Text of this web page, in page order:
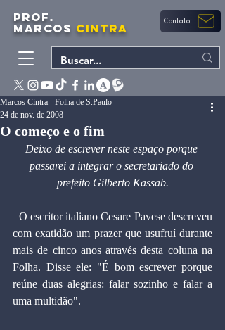
PROF.
MARCOS CINTRA Contato
O começo e o fim
Marcos Cintra - Folha de S.Paulo
24 de nov. de 2008
Deixo de escrever neste espaço porque
passarei a integrar o secretariado do
prefeito Gilberto Kassab.
com exatidão um prazer que usufruí durante
mais de cinco anos através desta coluna na
Folha. Disse ele: "É bom escrever porque
reúne duas alegrias: falar sozinho e falar a
uma multidão".